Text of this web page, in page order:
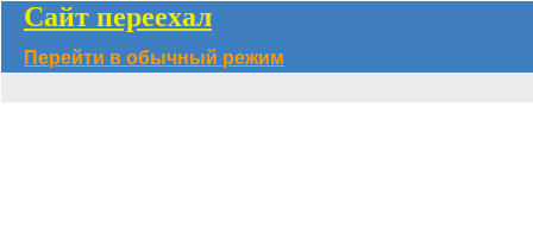
Сайт переехал
Перейти в обычный режим